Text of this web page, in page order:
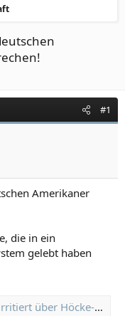
#1
Amerikaner
die in ein
gelebt haben
zu Ost- und Westdeutschen